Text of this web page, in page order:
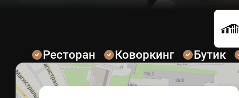
Ресторан Коворкинг Бутик